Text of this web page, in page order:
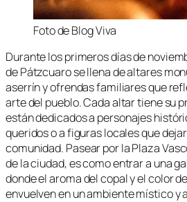
Foto de Blog Viva
Durante los primeros días de
de Pátzcuaro se llena de altares
aserrín y ofrendas familiares que
arte del pueblo. Cada altar tiene su
están dedicados a personajes
queridos o a figuras locales que
comunidad. Pasear por la Plaza
de la ciudad, es como entrar a una
donde el aroma del copal y el color
envuelven en un ambiente místico y